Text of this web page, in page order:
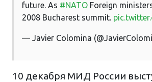
future. As #NATO Foreign
2008 Bucharest summit.
— Javier Colomina
10 декабря МИД России